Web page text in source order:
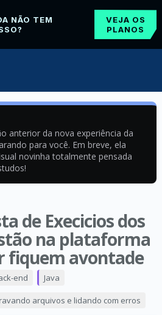
NÃO TEM
VEJA OS
PLANOS
anterior da nova experiência da
para você. Em breve, ela
novinha totalmente pensada
de Execicios dos
na plataforma
fiquem avontade
end Java
arquivos e lidando com erros